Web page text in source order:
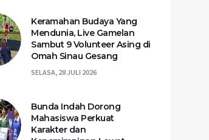
Keramahan Budaya Yang
Mendunia, Live Gamelan
Sambut 9 Volunteer Asing di
Omah Sinau Gesang
SELASA, 28 JULI 2026
Bunda Indah Dorong
Mahasiswa Perkuat
Karakter dan